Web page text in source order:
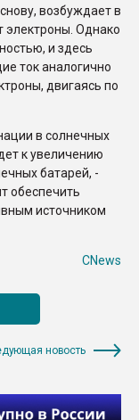
возбуждает в
электроны. Однако
и здесь
ток аналогично
двигаясь по
в солнечных
к увеличению
батарей, -
обеспечить
источником
CNews
новость